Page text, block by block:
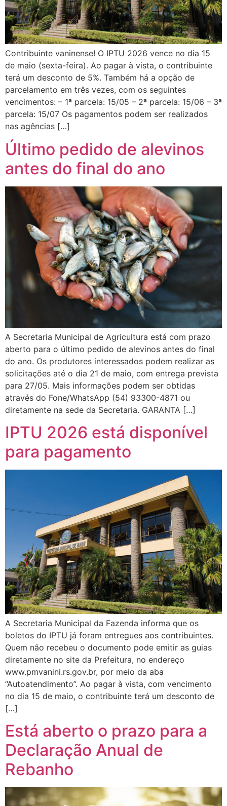
Contribuinte vaninense! O IPTU 2026 vence no dia 15
de maio (sexta-feira). Ao pagar à vista, o contribuinte
terá um desconto de 5%. Também há a opção de
parcelamento em três vezes, com os seguintes
vencimentos: – 1ª parcela: 15/05 – 2ª parcela: 15/06 – 3ª
parcela: 15/07 Os pagamentos podem ser realizados
nas agências […]
Último pedido de alevinos
antes do final do ano
A Secretaria Municipal de Agricultura está com prazo
aberto para o último pedido de alevinos antes do final
do ano. Os produtores interessados podem realizar as
solicitações até o dia 21 de maio, com entrega prevista
para 27/05. Mais informações podem ser obtidas
através do Fone/WhatsApp (54) 93300-4871 ou
diretamente na sede da Secretaria. GARANTA […]
IPTU 2026 está disponível
para pagamento
A Secretaria Municipal da Fazenda informa que os
boletos do IPTU já foram entregues aos contribuintes.
Quem não recebeu o documento pode emitir as guias
diretamente no site da Prefeitura, no endereço
www.pmvanini.rs.gov.br, por meio da aba
“Autoatendimento”. Ao pagar à vista, com vencimento
no dia 15 de maio, o contribuinte terá um desconto de
[…]
Está aberto o prazo para a
Declaração Anual de
Rebanho